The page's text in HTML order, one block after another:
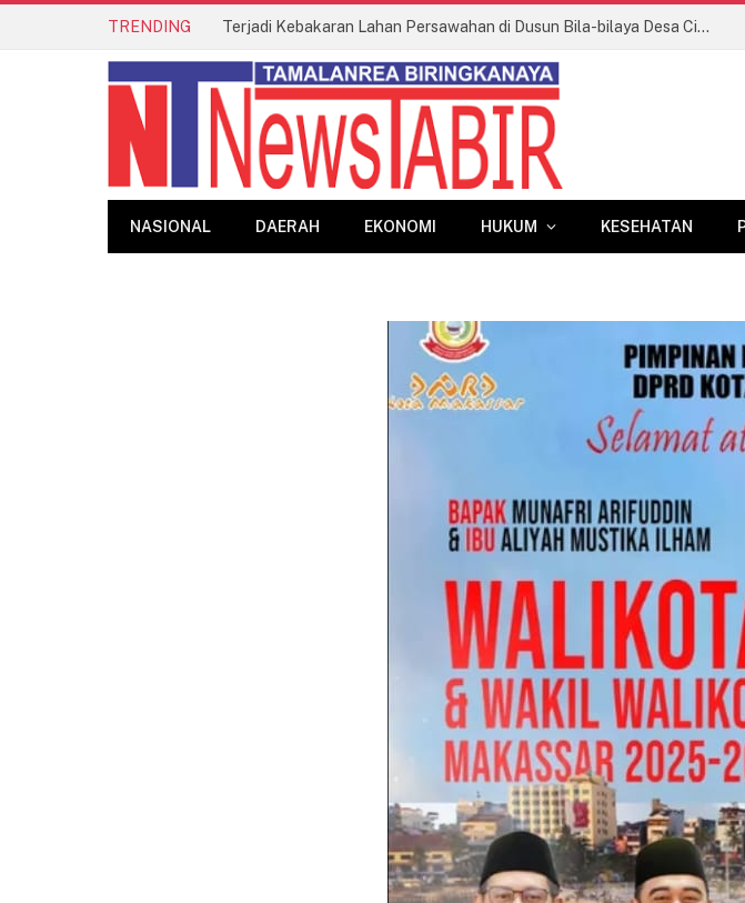
TRENDING Terjadi Kebakaran Lahan Persawahan di Dusun Bila-bilaya Desa Cikoang Kecamatan Laikang
NASIONAL DAERAH EKONOMI HUKUM KESEHATAN